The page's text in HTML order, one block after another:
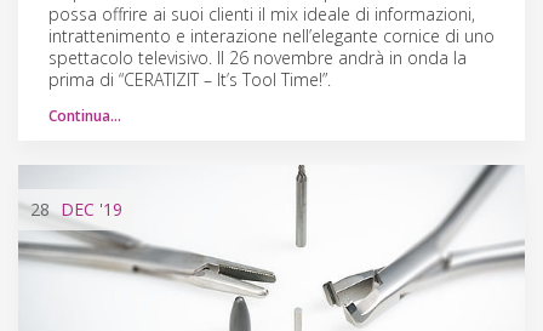
possa offrire ai suoi clienti il mix ideale di informazioni,
intrattenimento e interazione nell’elegante cornice di uno
spettacolo televisivo. Il 26 novembre andrà in onda la
prima di “CERATIZIT – It’s Tool Time!”.
Continua…
28 DEC '19